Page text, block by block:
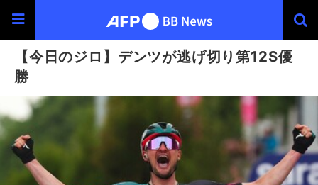
【今日のジロ】デンツが逃げ切り第12S優
勝